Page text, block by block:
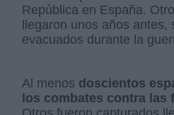
República en España.
llegaron unos años antes,
evacuados durante la
Al menos doscientos
los combates contra las